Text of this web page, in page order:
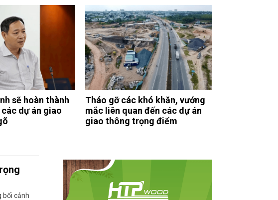
sẽ hoàn thành
dự án giao
Tháo gỡ các khó khăn, vướng
mắc liên quan đến các dự án
giao thông trọng điểm
bối cảnh